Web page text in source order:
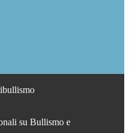
su Bullismo e